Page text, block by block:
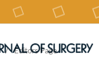
/ Editors Page